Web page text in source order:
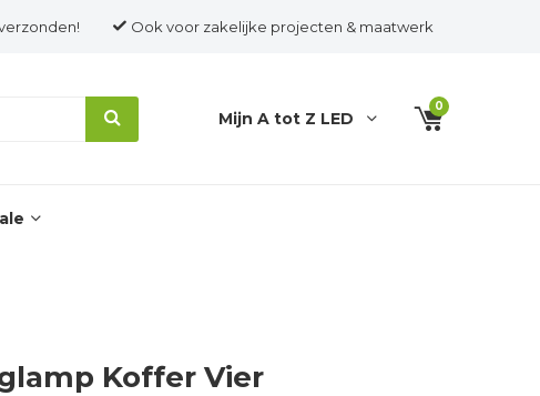
Ook voor zakelijke projecten & maatwerk
Mijn A tot Z LED
0
Koffer Vier